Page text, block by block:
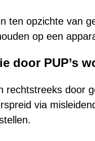
ten opzichte van
op een
door PUP’s
rechtstreeks door
via